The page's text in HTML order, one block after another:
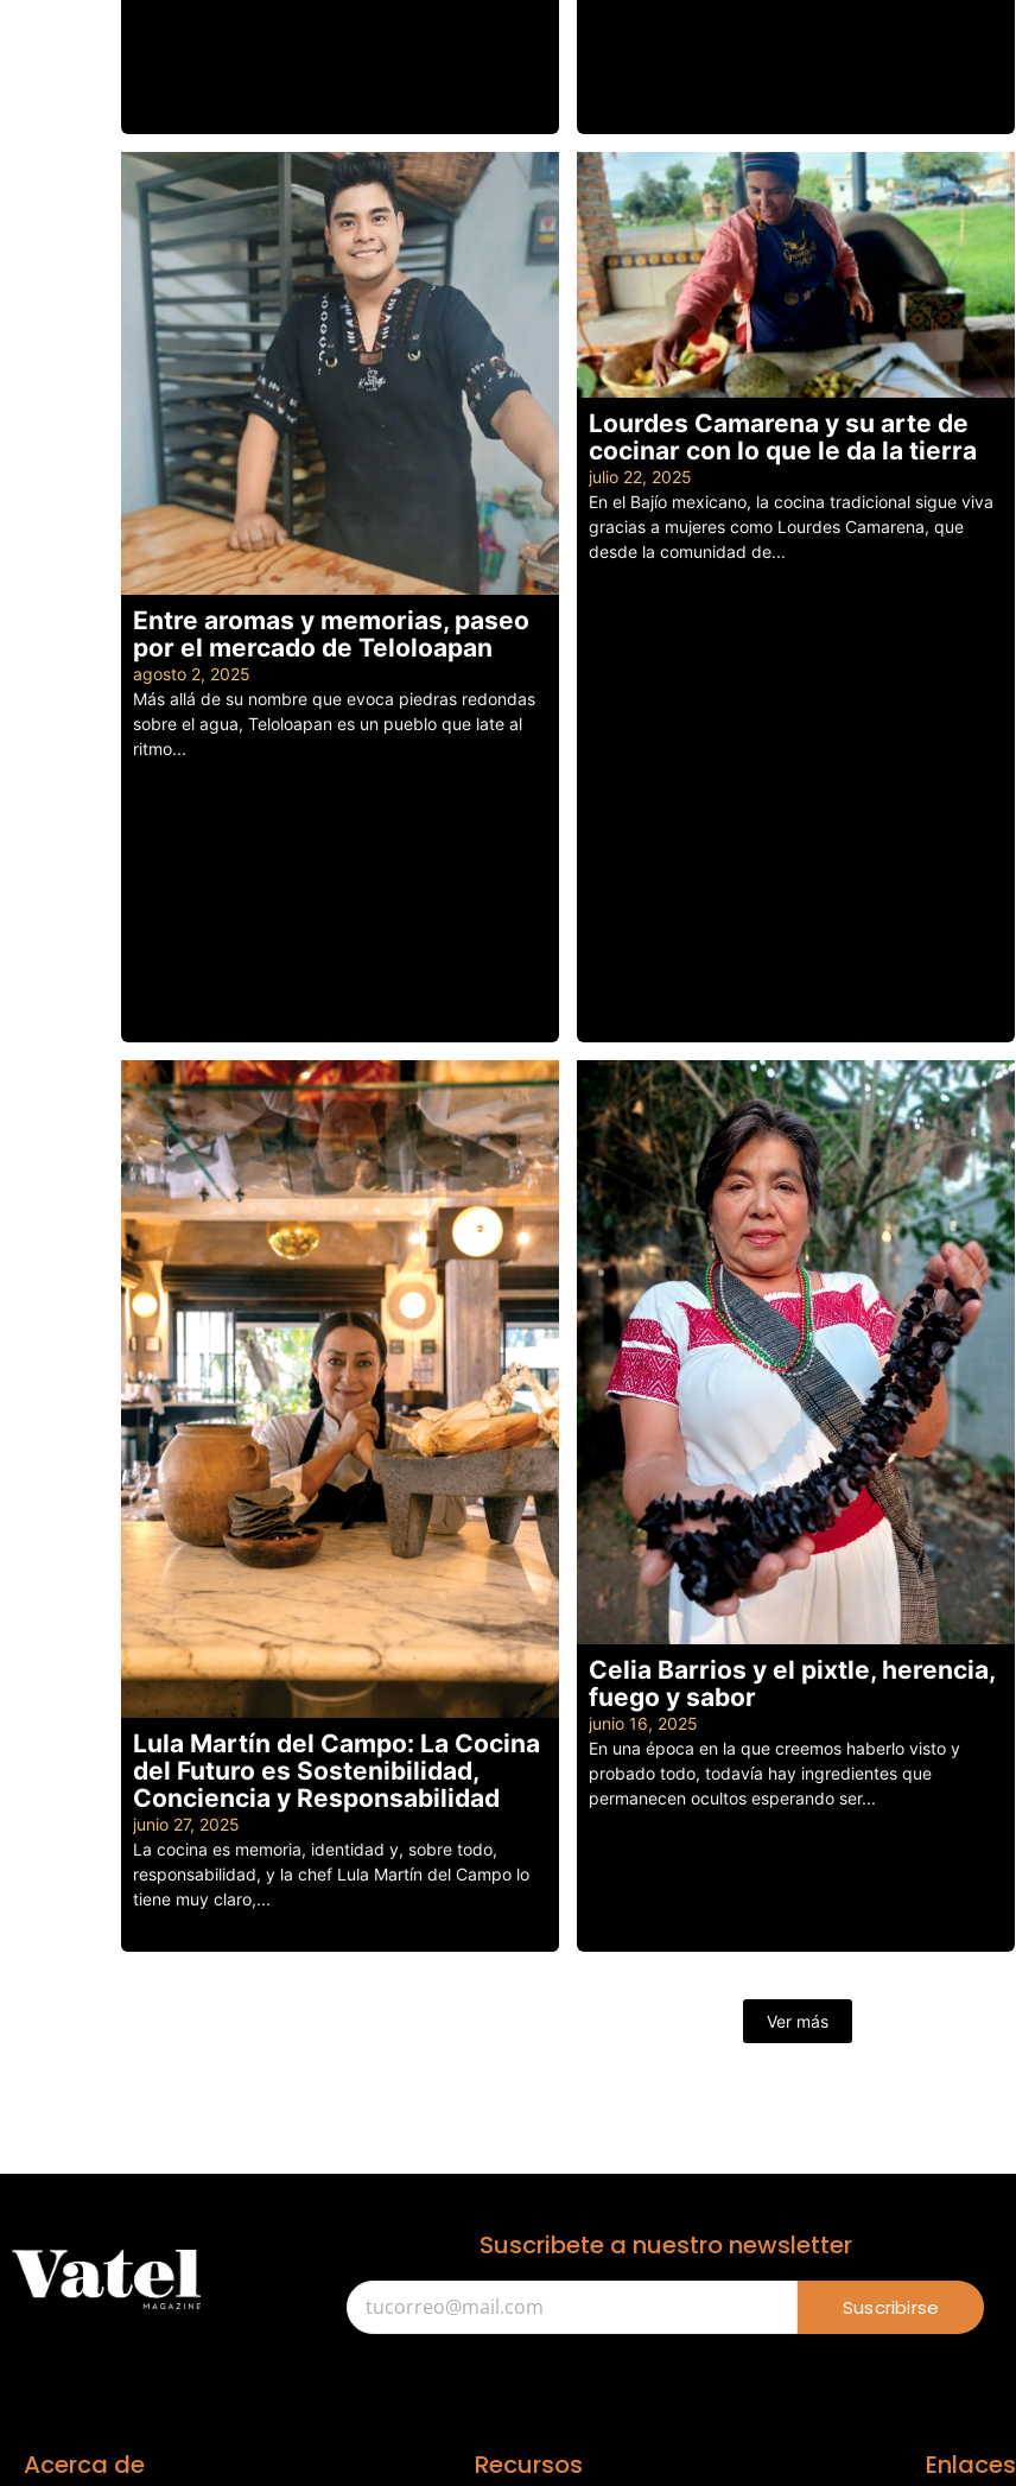
Entre aromas y memorias, paseo
por el mercado de Teloloapan
agosto 2, 2025
Más allá de su nombre que evoca piedras redondas
sobre el agua, Teloloapan es un pueblo que late al
ritmo...
Lourdes Camarena y su arte de
cocinar con lo que le da la tierra
julio 22, 2025
En el Bajío mexicano, la cocina tradicional sigue viva
gracias a mujeres como Lourdes Camarena, que
desde la comunidad de...
Lula Martín del Campo: La Cocina
del Futuro es Sostenibilidad,
Conciencia y Responsabilidad
junio 27, 2025
La cocina es memoria, identidad y, sobre todo,
responsabilidad, y la chef Lula Martín del Campo lo
tiene muy claro,...
Celia Barrios y el pixtle, herencia,
fuego y sabor
junio 16, 2025
En una época en la que creemos haberlo visto y
probado todo, todavía hay ingredientes que
permanecen ocultos esperando ser...
Ver más
Suscribete a nuestro newsletter
Suscribirse
Acerca de Recursos Enlaces